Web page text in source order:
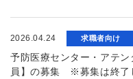
2026.04.24 求職者向け
予防医療センター・アテ
員】の募集 ※募集は終了